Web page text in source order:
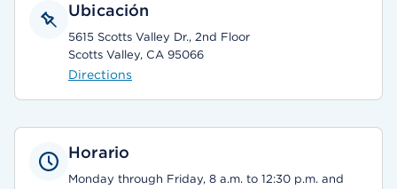
Ubicación
5615 Scotts Valley Dr., 2nd Floor
Scotts Valley, CA 95066
Directions
Horario
Monday through Friday, 8 a.m. to 12:30 p.m. and